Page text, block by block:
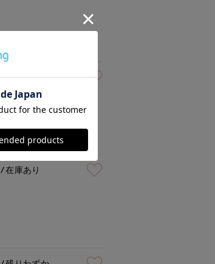
在庫あり
在庫あり